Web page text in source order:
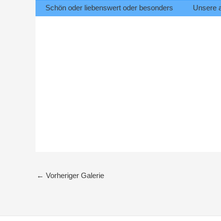
Schön oder liebenswert oder besonders Unsere
← Vorheriger Galerie